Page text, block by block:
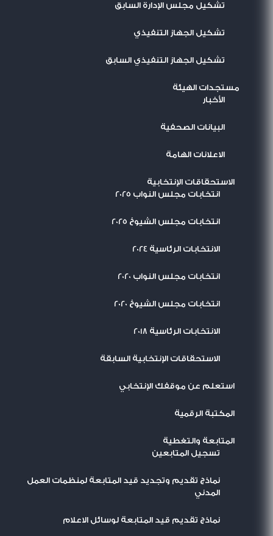
تشكيل مجلس الإدارة السابق
تشكيل الجهاز التنفيذي
تشكيل الجهاز التنفيذي السابق
مستجدات الهيئة
اﻷخبار
البيانات الصحفية
الاعلانات الهامة
الاستحقاقات الإنتخابية
انتخابات مجلس النواب 2025
انتخابات مجلس الشيوخ 2025
الانتخابات الرئاسية 2024
انتخابات مجلس النواب 2020
انتخابات مجلس الشيوخ 2020
الانتخابات الرئاسية 2018
الاستحقاقات الإنتخابية السابقة
استعلم عن موقفك الإنتخابي
المكتبة الرقمية
المتابعة والتغطية
تسجيل المتابعين
نماذج تقديم وتجديد قيد المتابعة لمنظمات العمل
المدني
نماذج تقديم قيد المتابعة لوسائل الاعلام